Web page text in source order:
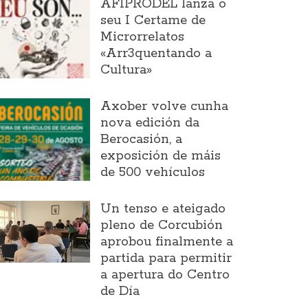
AFIPRODEL lanza o
seu I Certame de
Microrrelatos
«Arr3quentando a
Cultura»
Axober volve cunha
nova edición da
Berocasión, a
exposición de máis
de 500 vehículos
Un tenso e ateigado
pleno de Corcubión
aprobou finalmente a
partida para permitir
a apertura do Centro
de Día